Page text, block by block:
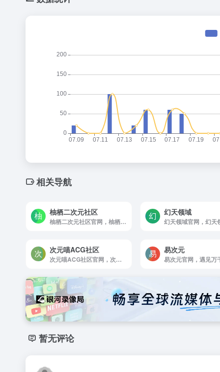
相关导航
柚栖二次元社区
柚栖二次元社区官网，柚栖二次元社区 二次元泛娱乐门户
幻天领域
次元喵ACG社区
次元喵ACG社区官网，次元喵ACG 是一个ACG爱好者资源分享平台，每日更新ACG新闻资讯和分享高质量的动漫美图，P站图集，cos美图等，还提供动漫番剧，漫画，轻小说以及系统萌化资源下载，加入次元喵ACG，萌友等你来玩~
易次元
暂无评论